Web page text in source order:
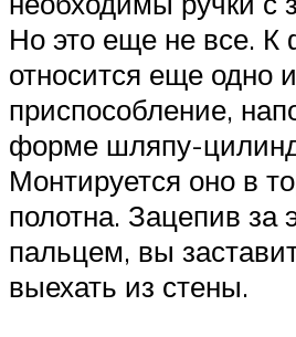
Но это еще не все. К
относится еще одно
приспособление,
форме шляпу-
Монтируется оно в
полотна. Зацепив за
пальцем, вы
выехать из стены.